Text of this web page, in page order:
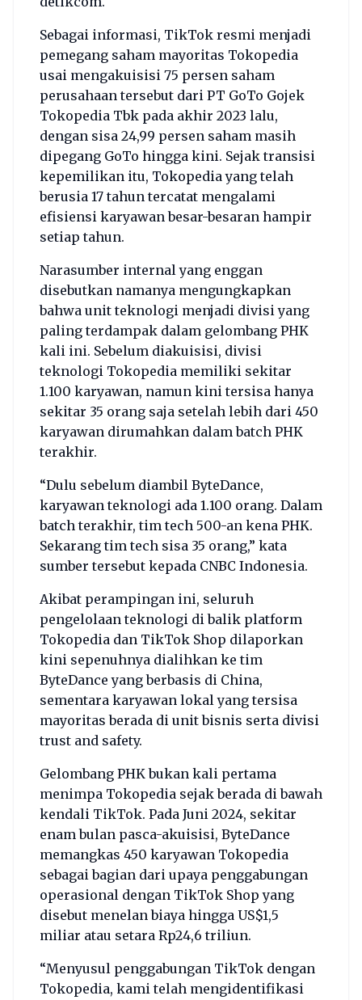
Sebagai informasi, TikTok resmi menjadi
pemegang saham mayoritas Tokopedia
usai mengakuisisi 75 persen saham
perusahaan tersebut dari PT GoTo Gojek
Tokopedia Tbk pada akhir 2023 lalu,
dengan sisa 24,99 persen saham masih
dipegang GoTo hingga kini. Sejak transisi
kepemilikan itu, Tokopedia yang telah
berusia 17 tahun tercatat mengalami
efisiensi karyawan besar-besaran hampir
setiap tahun.
Narasumber internal yang enggan
disebutkan namanya mengungkapkan
bahwa unit teknologi menjadi divisi yang
paling terdampak dalam gelombang PHK
kali ini. Sebelum diakuisisi, divisi
teknologi Tokopedia memiliki sekitar
1.100 karyawan, namun kini tersisa hanya
sekitar 35 orang saja setelah lebih dari 450
karyawan dirumahkan dalam batch PHK
terakhir.
“Dulu sebelum diambil ByteDance,
karyawan teknologi ada 1.100 orang. Dalam
batch terakhir, tim tech 500-an kena PHK.
Sekarang tim tech sisa 35 orang,” kata
sumber tersebut kepada CNBC Indonesia.
Akibat perampingan ini, seluruh
pengelolaan teknologi di balik platform
Tokopedia dan TikTok Shop dilaporkan
kini sepenuhnya dialihkan ke tim
ByteDance yang berbasis di China,
sementara karyawan lokal yang tersisa
mayoritas berada di unit bisnis serta divisi
trust and safety.
Gelombang PHK bukan kali pertama
menimpa Tokopedia sejak berada di bawah
kendali TikTok. Pada Juni 2024, sekitar
enam bulan pasca-akuisisi, ByteDance
memangkas 450 karyawan Tokopedia
sebagai bagian dari upaya penggabungan
operasional dengan TikTok Shop yang
disebut menelan biaya hingga US$1,5
miliar atau setara Rp24,6 triliun.
“Menyusul penggabungan TikTok dengan
Tokopedia, kami telah mengidentifikasi